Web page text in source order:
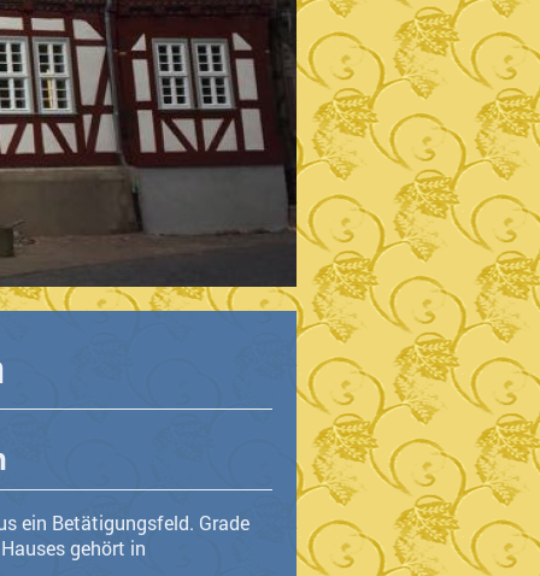
ein Betätigungsfeld. Grade
gehört in